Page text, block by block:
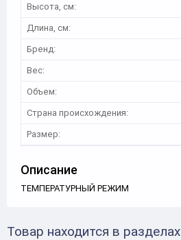
Высота, см:
Длина, см:
Бренд:
Вес:
Объем:
Страна происхождения:
Размер:
Описание
ТЕМПЕРАТУРНЫЙ РЕЖИМ
Товар находится в разделах